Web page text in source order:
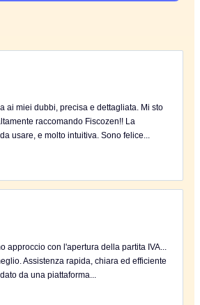
ai miei dubbi, precisa e dettagliata. Mi sto
raccomando Fiscozen!! La
usare, e molto intuitiva. Sono felice...
approccio con l'apertura della partita IVA...
Assistenza rapida, chiara ed efficiente
da una piattaforma...